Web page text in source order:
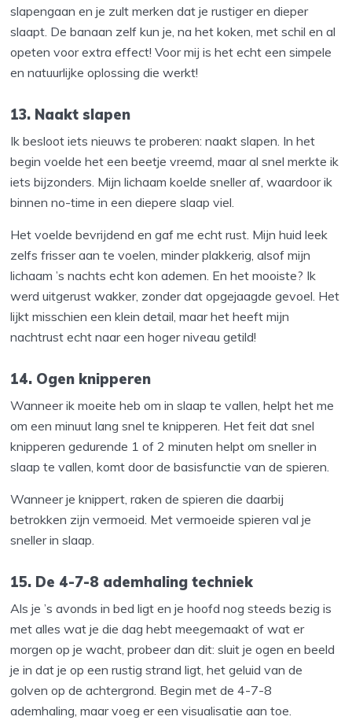
slapengaan en je zult merken dat je rustiger en dieper
slaapt. De banaan zelf kun je, na het koken, met schil en al
opeten voor extra effect! Voor mij is het echt een simpele
en natuurlijke oplossing die werkt!
13. Naakt slapen
Ik besloot iets nieuws te proberen: naakt slapen. In het
begin voelde het een beetje vreemd, maar al snel merkte ik
iets bijzonders. Mijn lichaam koelde sneller af, waardoor ik
binnen no-time in een diepere slaap viel.
Het voelde bevrijdend en gaf me echt rust. Mijn huid leek
zelfs frisser aan te voelen, minder plakkerig, alsof mijn
lichaam ’s nachts echt kon ademen. En het mooiste? Ik
werd uitgerust wakker, zonder dat opgejaagde gevoel. Het
lijkt misschien een klein detail, maar het heeft mijn
nachtrust echt naar een hoger niveau getild!
14. Ogen knipperen
Wanneer ik moeite heb om in slaap te vallen, helpt het me
om een minuut lang snel te knipperen. Het feit dat snel
knipperen gedurende 1 of 2 minuten helpt om sneller in
slaap te vallen, komt door de basisfunctie van de spieren.
Wanneer je knippert, raken de spieren die daarbij
betrokken zijn vermoeid. Met vermoeide spieren val je
sneller in slaap.
15. De 4-7-8 ademhaling techniek
Als je ’s avonds in bed ligt en je hoofd nog steeds bezig is
met alles wat je die dag hebt meegemaakt of wat er
morgen op je wacht, probeer dan dit: sluit je ogen en beeld
je in dat je op een rustig strand ligt, het geluid van de
golven op de achtergrond. Begin met de 4-7-8
ademhaling, maar voeg er een visualisatie aan toe.